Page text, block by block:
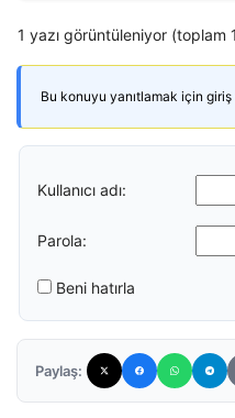
1 yazı görüntüleniyor (toplam
Bu konuyu yanıtlamak için giriş
Kullanıcı adı:
Parola:
Beni hatırla
Paylaş: